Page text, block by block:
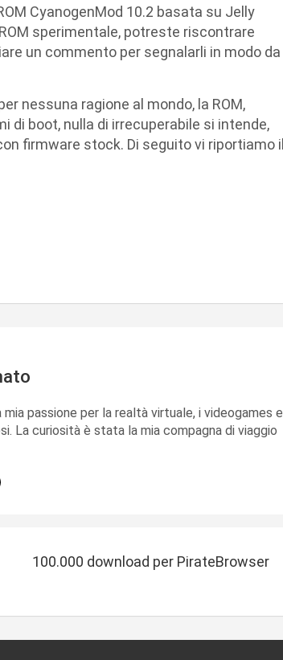
CyanogenMod 10.2 basata su Jelly
sperimentale, potreste riscontrare
un commento per segnalarli in modo da
nessuna ragione al mondo, la ROM,
di boot, nulla di irrecuperabile si intende,
firmware stock. Di seguito vi riportiamo il
passione per la realtà virtuale, i videogames e
La curiosità è stata la mia compagna di viaggio
100.000 download per PirateBrowser